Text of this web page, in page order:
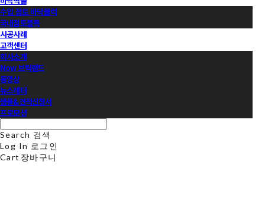
수입 점토 바닥블럭
국내점토블록
시공사례
고객센터
회사소개
Now 브릭랜드
동영상
뉴스레터
샘플&견적신청서
프로모션
Search 검색
Log In 로그인
Cart 장바구니